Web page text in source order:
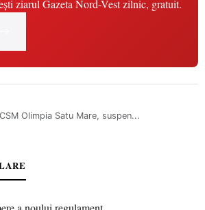
ziarul Gazeta Nord-Vest zilnic, gratuit.
Olimpia Satu Mare, suspen...